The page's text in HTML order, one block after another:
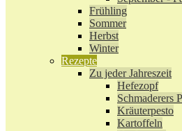
Frühling
Sommer
Herbst
Winter
Rezepte
Zu jeder Jahreszeit
Hefezopf
Schmaderers
Kräuterpesto
Kartoffeln